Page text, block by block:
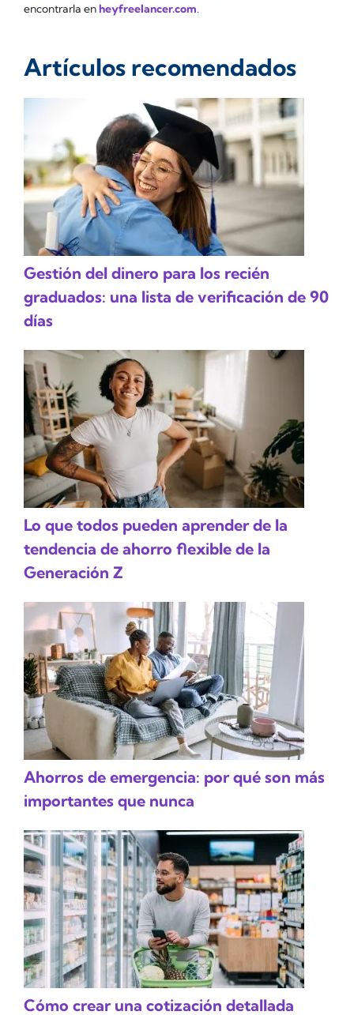
encontrarla enheyfreelancer.com.
Artículos recomendados
Gestión del dinero para los recién
graduados: una lista de verificación de 90
días
Lo que todos pueden aprender de la
tendencia de ahorro flexible de la
Generación Z
Ahorros de emergencia: por qué son más
importantes que nunca
Cómo crear una cotización detallada